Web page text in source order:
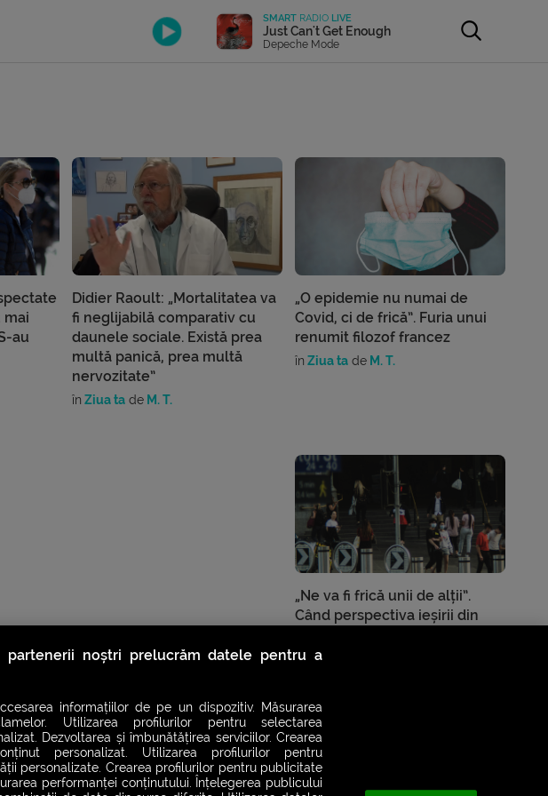
SMART RADIO LIVE
Just Can't Get Enough
Depeche Mode
mai
au
Didier Raoult: „Mortalitatea va
fi neglijabilă comparativ cu
daunele sociale. Există prea
multă panică, prea multă
nervozitate”
în Ziua ta de M. T.
„O epidemie nu numai de
Covid, ci de frică”. Furia unui
renumit filozof francez
în Ziua ta de M. T.
„Ne va fi frică unii de alții”.
Când perspectiva ieșirii din
înZiua ta
noștri prelucrăm datele pentru a
informațiilor de pe un dispozitiv. Măsurarea
Utilizarea profilurilor pentru selectarea
Dezvoltarea și îmbunătățirea serviciilor. Crearea
personalizat. Utilizarea profilurilor pentru
personalizate. Crearea profilurilor pentru publicitate
performanței conținutului. Înțelegerea publicului